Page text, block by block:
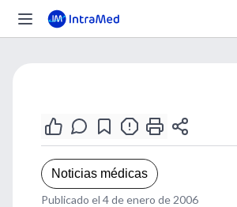
Noticias médicas
Publicado el 4 de enero de 2006